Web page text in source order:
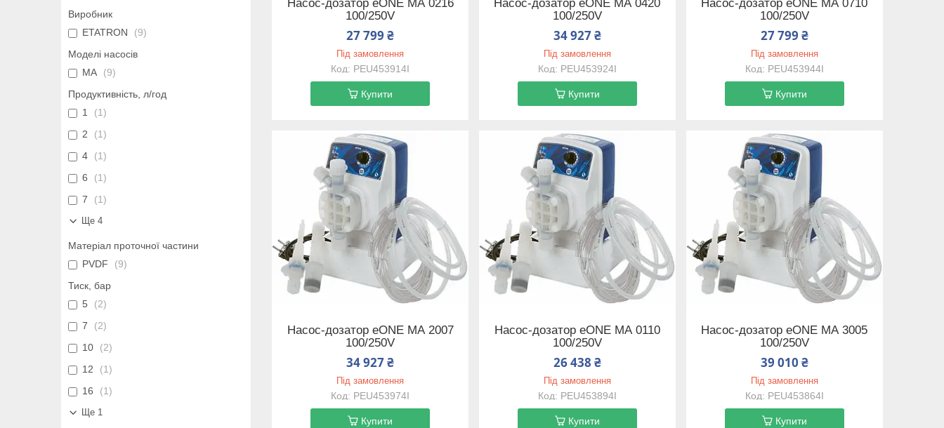
Насос-дозатор eONE MА 0216
100/250V
27 799 ₴
Під замовлення
PEU453914I
Купити
Насос-дозатор eONE MА 0420
100/250V
34 927 ₴
Під замовлення
PEU453924I
Купити
Насос-дозатор eONE MА 0710
100/250V
27 799 ₴
Під замовлення
PEU453944I
Купити
Насос-дозатор eONE MА 2007
100/250V
34 927 ₴
Під замовлення
PEU453974I
Купити
Насос-дозатор eONE MА 0110
100/250V
26 438 ₴
Під замовлення
PEU453894I
Купити
Насос-дозатор eONE MА 3005
100/250V
39 010 ₴
Під замовлення
PEU453864I
Купити
Виробник
ETATRON
9
Моделі насосів
MА
9
Продуктивність, л/год
1
1
2
1
4
1
6
1
7
1
Ще 4
Матеріал проточної частини
PVDF
9
Тиск, бар
5
2
7
2
10
2
12
1
16
1
Ще 1